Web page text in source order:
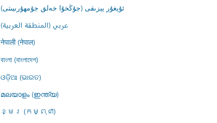
ئۇيغۇر يېزىقى (جۇڭخۇا خەلق جۇمھۇرىيىتى)
عربي (المنطقة العربية)
नेपाली (नेपाल)
বাংলা (বাংলাদেশ)
ଓଡ଼ିଆ (ଭାରତ)
മലയാളം (ഇന്ത്യ)
ខ្មែរ (កម្ពុជា)